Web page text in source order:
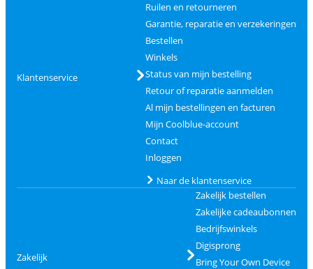
Klantenservice
Ruilen en retourneren
Garantie, reparatie en verzekeringen
Bestellen
Winkels
Status van mijn bestelling
Retour of reparatie aanmelden
Al mijn bestellingen en facturen
Mijn Coolblue-account
Contact
Inloggen
Naar de klantenservice
Zakelijk
Zakelijk bestellen
Zakelijke cadeaubonnen
Bedrijfswinkels
Digisprong
Bring Your Own Device